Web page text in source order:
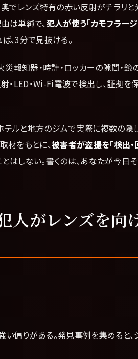
奥でレンズ特有の赤い反射がチラ
は単純で、犯人が使う「カモフラー
、3分で見抜ける。
報知器・時計・ロッカーの隙間・
射・LED・Wi-Fi電波で検出し、証拠
テルと地方のジムで実際に複数の隠
材をもとに、被害者が盗撮を「検出・
はしない。書くのは、あなたが今日
人がレンズを向
偏りがある。発見事例を集めると